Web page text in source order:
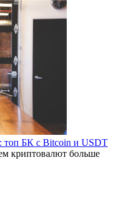
топ БК с Bitcoin и USDT
криптовалют больше